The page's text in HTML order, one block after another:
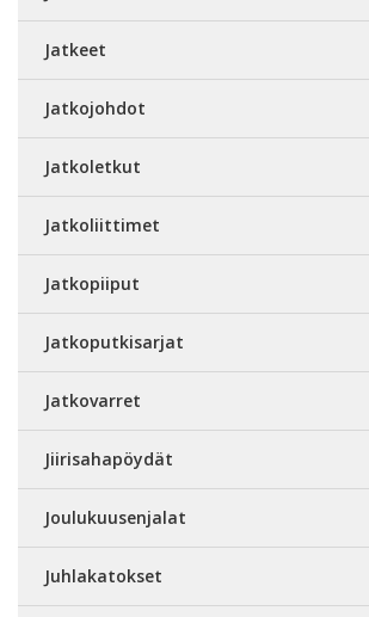
Jatkeet
Jatkojohdot
Jatkoletkut
Jatkoliittimet
Jatkopiiput
Jatkoputkisarjat
Jatkovarret
Jiirisahapöydät
Joulukuusenjalat
Juhlakatokset